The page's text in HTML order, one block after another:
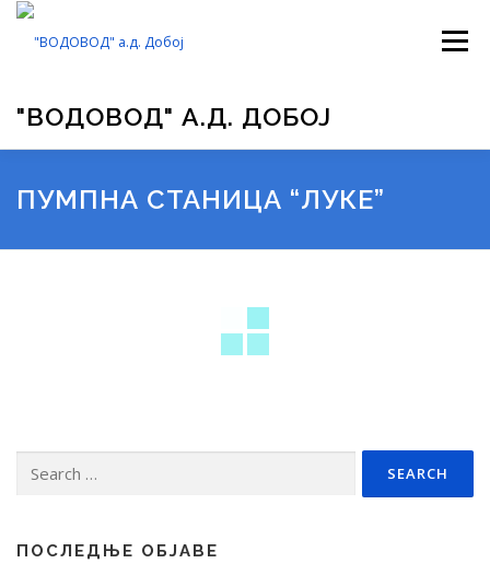
Skip
content
"ВОДОВОД" А.Д. ДОБОЈ
Menu
ВОДОВОД УПРАВА ПРЕДУЗЕЋА ПРОЈЕКТИ
ОГЛАСНА ТАБЛА
ПУМПНА СТАНИЦА “ЛУКЕ”
for:
ПОСЛЕДЊЕ ОБЈАВЕ